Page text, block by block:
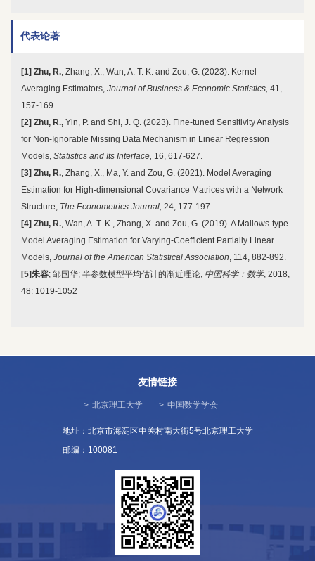
代表论著
[1] Zhu, R., Zhang, X., Wan, A. T. K. and Zou, G. (2023). Kernel
Averaging Estimators, Journal of Business & Economic Statistics, 41,
157-169.
[2] Zhu, R., Yin, P. and Shi, J. Q. (2023). Fine-tuned Sensitivity Analysis
for Non-Ignorable Missing Data Mechanism in Linear Regression
Models, Statistics and Its Interface, 16, 617-627.
[3] Zhu, R., Zhang, X., Ma, Y. and Zou, G. (2021). Model Averaging
Estimation for High-dimensional Covariance Matrices with a Network
Structure, The Econometrics Journal, 24, 177-197.
[4] Zhu, R., Wan, A. T. K., Zhang, X. and Zou, G. (2019). A Mallows-type
Model Averaging Estimation for Varying-Coefficient Partially Linear
Models, Journal of the American Statistical Association, 114, 882-892.
[5]朱容; 邹国华; 半参数模型平均估计的渐近理论, 中国科学：数学, 2018,
48: 1019-1052
友情链接
> 北京理工大学 > 中国数学学会
地址：北京市海淀区中关村南大街5号北京理工大学
邮编：100081